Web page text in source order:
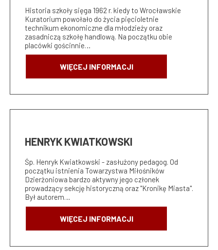
Historia szkoły sięga 1962 r. kiedy to Wrocławskie
Kuratorium powołało do życia pięcioletnie
technikum ekonomiczne dla młodzieży oraz
zasadniczą szkołę handlową. Na początku obie
placówki gościnnie…
WIĘCEJ INFORMACJI
HENRYK KWIATKOWSKI
Śp. Henryk Kwiatkowski - zasłużony pedagog. Od
początku istnienia Towarzystwa Miłośników
Dzierżoniowa bardzo aktywny jego członek
prowadzący sekcję historyczną oraz "Kronikę Miasta".
Był autorem…
WIĘCEJ INFORMACJI